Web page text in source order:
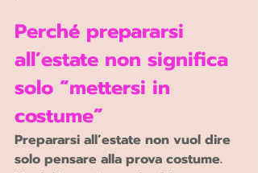
Perché prepararsi
all’estate non significa
solo “mettersi in
costume”
Prepararsi all’estate non vuol dire
solo pensare alla prova costume.